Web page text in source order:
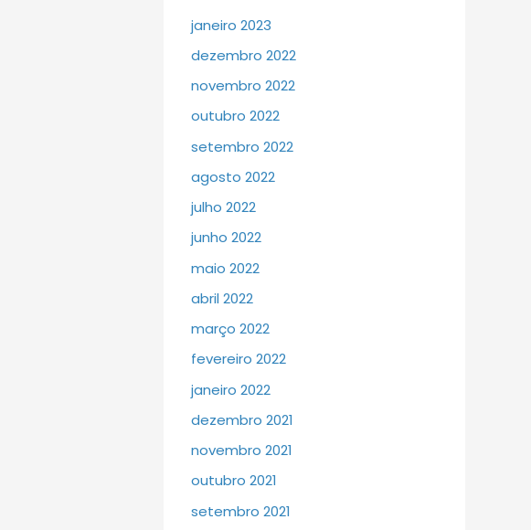
janeiro 2023
dezembro 2022
novembro 2022
outubro 2022
setembro 2022
agosto 2022
julho 2022
junho 2022
maio 2022
abril 2022
março 2022
fevereiro 2022
janeiro 2022
dezembro 2021
novembro 2021
outubro 2021
setembro 2021